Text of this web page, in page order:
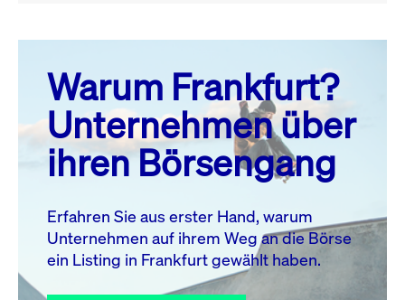
August 26
MO. DI. MI. DO. FR. SA. SO.
1
2
3
4 5 6 7 8
10 11 13 14
17
18 19 20 21 22
23
27 28
Warum Frankfurt?
Unternehmen über
ihren Börsengang
Erfahren Sie aus erster Hand, warum
Unternehmen auf ihrem Weg an die Börse
ein Listing in Frankfurt gewählt haben.